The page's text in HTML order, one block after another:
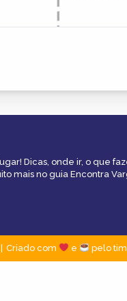
Dicas, onde ir, o que
mais no guia Encontra
Criado com e pelo